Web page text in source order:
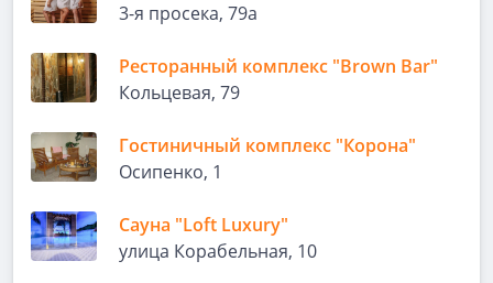
3-я просека, 79а
Ресторанный комплекс "Brown Bar"
Кольцевая, 79
Гостиничный комплекс "Корона"
Осипенко, 1
Сауна "Loft Luxury"
улица Корабельная, 10